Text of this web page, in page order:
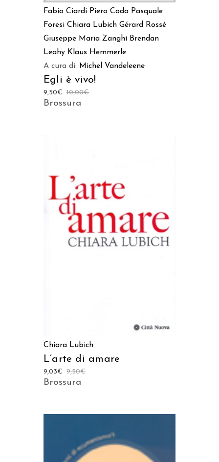
Fabio Ciardi Piero Coda Pasquale
Foresi Chiara Lubich Gérard Rossé
Giuseppe Maria Zanghì Brendan
Leahy Klaus Hemmerle
A cura di: Michel Vandeleene
Egli è vivo!
10,00€
9,50€
Brossura
AGGIUNGI AL CARRELLO
Chiara Lubich
L’arte di amare
9,50€
9,03€
Brossura